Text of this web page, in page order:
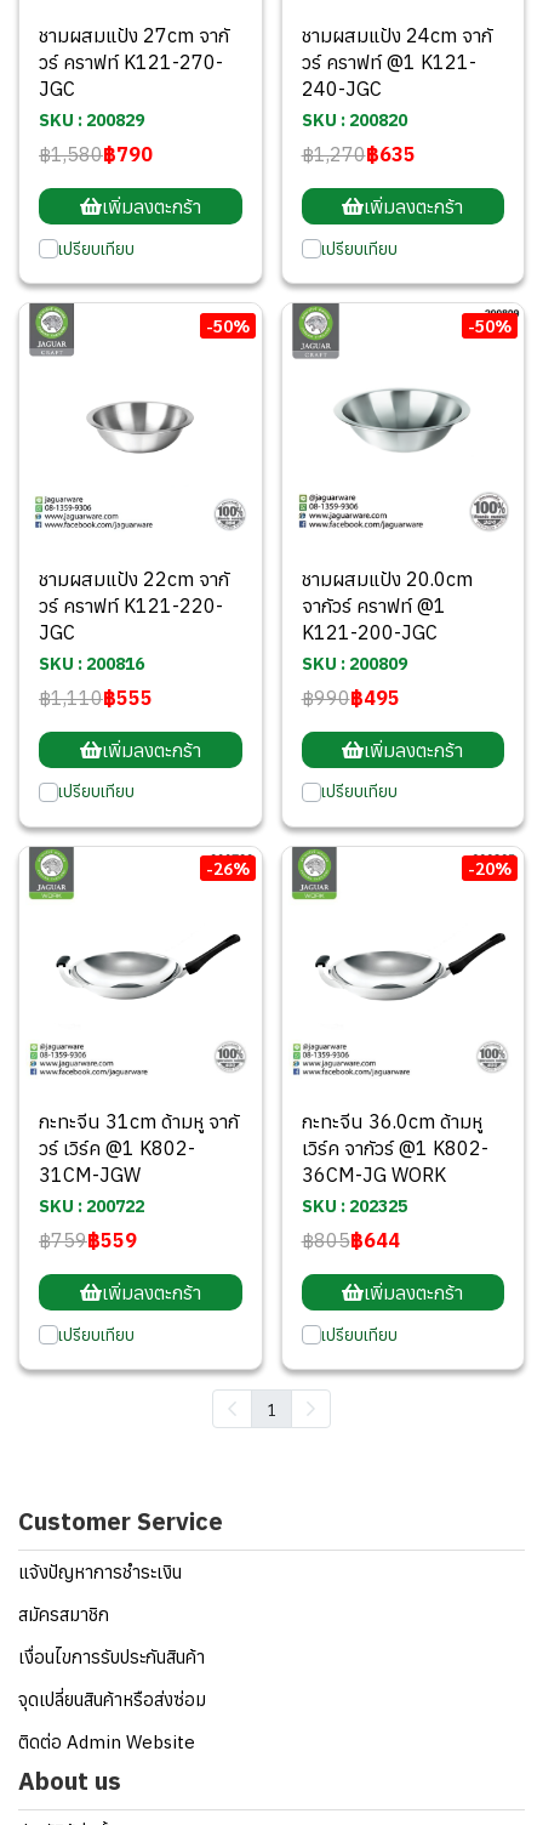
ชามผสมแป้ง 27cm จากั
วร์ คราฟท์ K121-270-
JGC
SKU : 200829
฿1,580฿790
เพิ่มลงตะกร้า
เปรียบเทียบ
ชามผสมแป้ง 24cm จากั
วร์ คราฟท์ @1 K121-
240-JGC
SKU : 200820
฿1,270฿635
เพิ่มลงตะกร้า
เปรียบเทียบ
-50%
ชามผสมแป้ง 22cm จากั
วร์ คราฟท์ K121-220-
JGC
SKU : 200816
฿1,110฿555
เพิ่มลงตะกร้า
เปรียบเทียบ
-50%
ชามผสมแป้ง 20.0cm
จากัวร์ คราฟท์ @1
K121-200-JGC
SKU : 200809
฿990฿495
เพิ่มลงตะกร้า
เปรียบเทียบ
-26%
กะทะจีน 31cm ด้ามหู จากั
วร์ เวิร์ค @1 K802-
31CM-JGW
SKU : 200722
฿759฿559
เพิ่มลงตะกร้า
เปรียบเทียบ
-20%
กะทะจีน 36.0cm ด้ามหู
เวิร์ค จากัวร์ @1 K802-
36CM-JG WORK
SKU : 202325
฿805฿644
เพิ่มลงตะกร้า
เปรียบเทียบ
1
Customer Service
แจ้งปัญหาการชำระเงิน
สมัครสมาชิก
เงื่อนไขการรับประกันสินค้า
จุดเปลี่ยนสินค้าหรือส่งซ่อม
ติดต่อ Admin Website
About us